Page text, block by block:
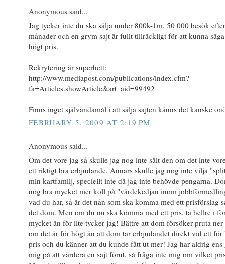
Anonymous said...
Jag tycker inte du ska sälja under 800k-1m. 50 000 besök
månader och en grym sajt är fullt tillräckligt för att kunna
högt pris.
Rekrytering är superhett:
http://www.mediapost.com/publications/index.cfm?
fa=Articles.showArticle&art_aid=99492
Finns inget självändamål i att sälja sajten känns det kanske
FEBRUARY 5, 2009 AT 2:19 PM
Anonymous said...
Om det vore jag så skulle jag nog inte sålt den om det inte
ett riktigt bra erbjudande. Annars skulle jag nog inte vilja
min kartfamilj, speciellt inte då jag inte behövde pengarna.
nog bra mycket mer koll på "värdekedjan inom
vad du har, så är det nån som ska komma med ett prisförslag
det dom. Men om du nu ska komma med ett pris, ta hellre i
mycket än för lite tycker jag! Bättre att dom försöker pruta ner
om det är för högt än att dom tar erbjudandet direkt vid ett för
pris och du känner att du kunde fått ut mer! Jag har aldrig ens
mig på att värdera en sajt förut, så fråga inte mig om vilket